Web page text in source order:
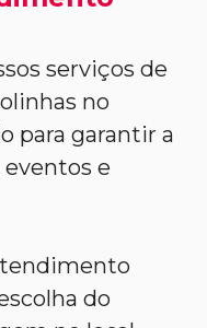
serviços de
no
para garantir a
e
do